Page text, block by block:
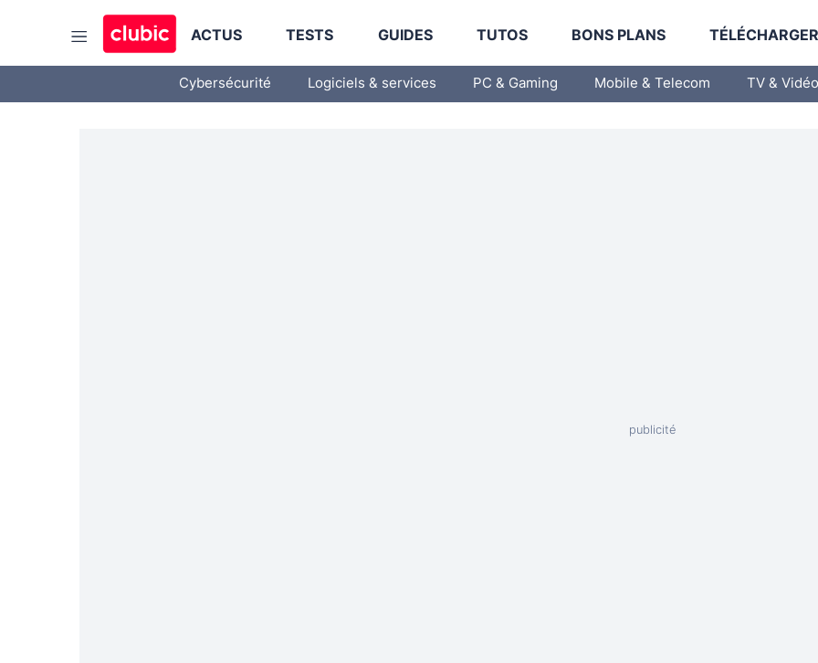
ACTUS TESTS GUIDES TUTOS BONS PLANS
Cybersécurité Logiciels & services PC & Gaming Mobile & Telecom TV & Vidéo